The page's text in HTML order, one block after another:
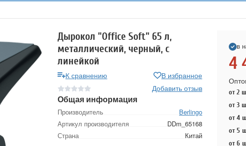
Дырокол "Office Soft" 65 л,
металлический, черный, с
линейкой
К сравнению
В избранное
Добавить отзыв
Общая информация
Производитель
Berlingo
Артикул производителя
DDm_65168
Страна
Китай
в
4
от 2
от 3
от 4
от 5
от 6